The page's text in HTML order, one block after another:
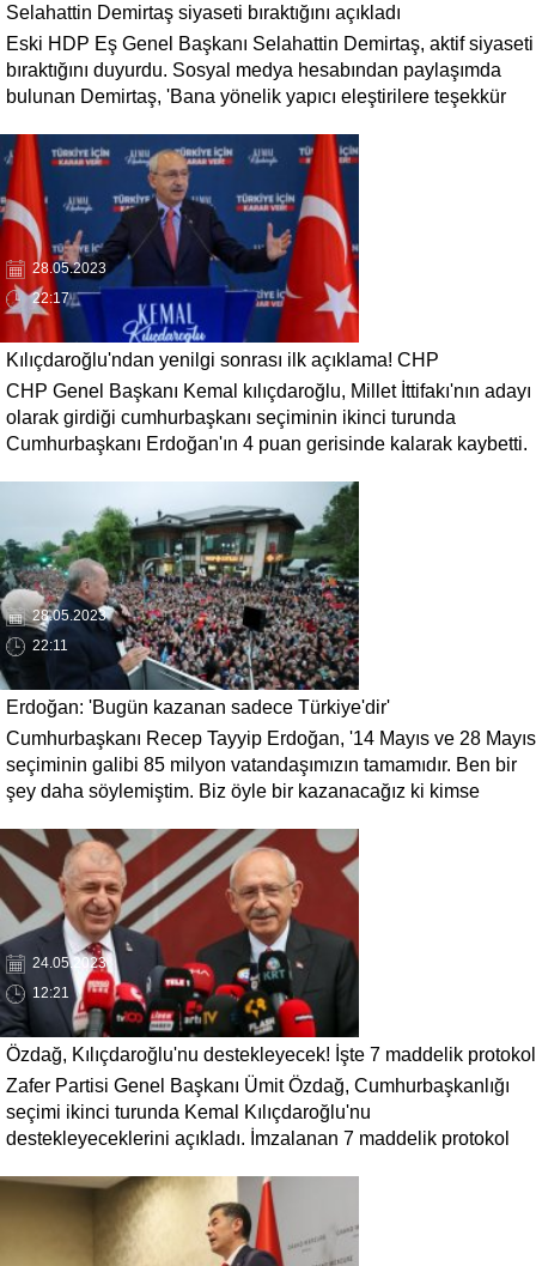
Selahattin Demirtaş siyaseti bıraktığını açıkladı
Eski HDP Eş Genel Başkanı Selahattin Demirtaş, aktif siyaseti
bıraktığını duyurdu. Sosyal medya hesabından paylaşımda
bulunan Demirtaş, 'Bana yönelik yapıcı eleştirilere teşekkür
Mücadeleyi cezaevinden her yoldaşım gibi dirençle
sürdürürken, aktif politikayı bu aşamada bırakıyorum.' dedi.
28.05.2023
22:17
Kılıçdaroğlu'ndan yenilgi sonrası ilk açıklama! CHP
liderliğinden istifa etmeyecek
CHP Genel Başkanı Kemal kılıçdaroğlu, Millet İttifakı'nın adayı
olarak girdiği cumhurbaşkanı seçiminin ikinci turunda
Cumhurbaşkanı Erdoğan'ın 4 puan gerisinde kalarak kaybetti.
CHP liderliğinin istifa edecek mi sorusu cevabını buldu.
Kılıçdaroğlu, istifa etmeyeceğini ve mücadeleye devam
edeceğini açıkladı.
28.05.2023
22:11
Erdoğan: 'Bugün kazanan sadece Türkiye'dir'
Cumhurbaşkanı Recep Tayyip Erdoğan, '14 Mayıs ve 28 Mayıs
seçiminin galibi 85 milyon vatandaşımızın tamamıdır. Ben bir
şey daha söylemiştim. Biz öyle bir kazanacağız ki kimse
dedi.
24.05.2023
12:21
Özdağ, Kılıçdaroğlu'nu destekleyecek! İşte 7 maddelik protokol
Zafer Partisi Genel Başkanı Ümit Özdağ, Cumhurbaşkanlığı
seçimi ikinci turunda Kemal Kılıçdaroğlu'nu
destekleyeceklerini açıkladı. İmzalanan 7 maddelik protokol